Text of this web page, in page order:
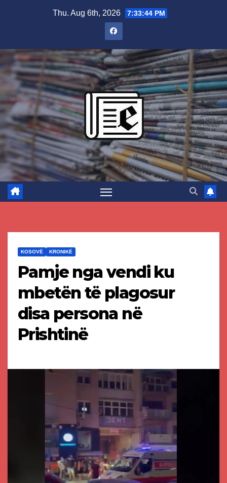
Thu. Aug 6th, 2026 7:33:45 PM
KOSOVË KRONIKË
Pamje nga vendi ku
mbetën të plagosur
disa persona në
Prishtinë